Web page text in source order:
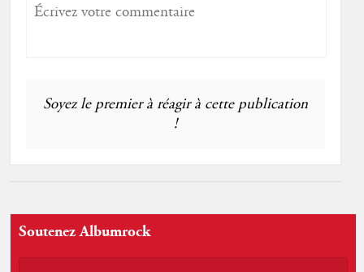
Soyez le premier à réagir à cette publication
!
Soutenez Albumrock